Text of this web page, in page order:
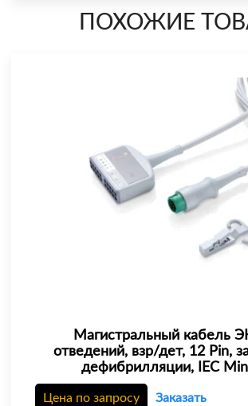
ПОХОЖИЕ
Магистральный кабель
отведений, взр/дет, 12 Pin,
дефибрилляции, IEC
Цена по запросу Заказать